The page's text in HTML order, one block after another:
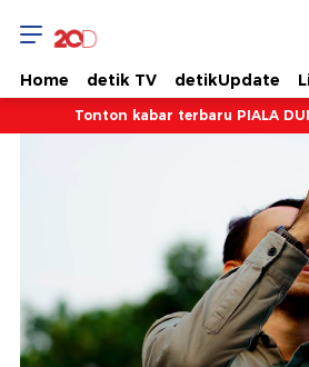
Home detik TV detikUpdate
Tonton kabar terbaru PIALA